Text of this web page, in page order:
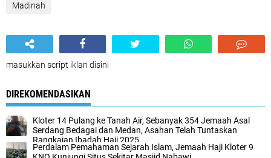
Madinah
masukkan script iklan disini
DIREKOMENDASIKAN
Kloter 14 Pulang ke Tanah Air, Sebanyak 354 Jemaah Asal
Serdang Bedagai dan Medan, Asahan Telah Tuntaskan
Rangkaian Ibadah Haji 2025
Perdalam Pemahaman Sejarah Islam, Jemaah Haji Kloter 9